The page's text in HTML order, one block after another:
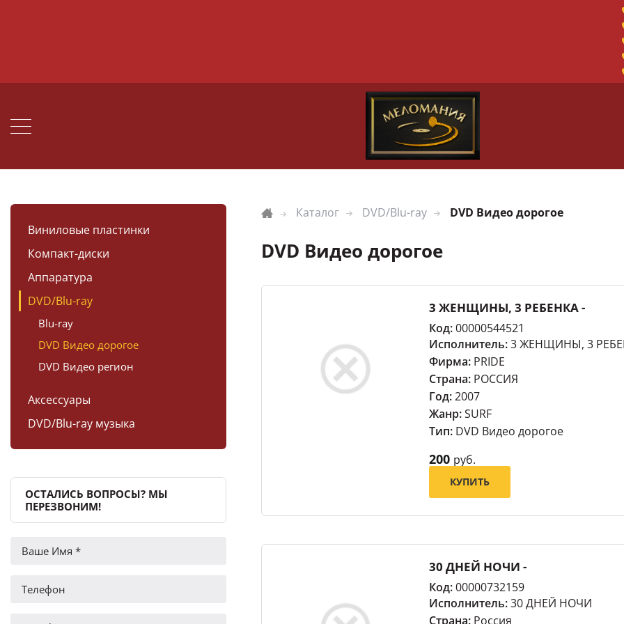
Виниловые пластинки
Компакт-диски
Аппаратура
DVD/Blu-ray
Blu-ray
DVD Видео дорогое
DVD Видео регион
Аксессуары
DVD/Blu-ray музыка
ОСТАЛИСЬ ВОПРОСЫ? МЫ
ПЕРЕЗВОНИМ!
Каталог DVD/Blu-ray DVD Видео дорогое
DVD Видео дорогое
3 ЖЕНЩИНЫ, 3 РЕБЕНКА -
Код:00000544521
Исполнитель:3 ЖЕНЩИНЫ, 3
Фирма: PRIDE
Страна: РОССИЯ
Год:2007
Жанр:SURF
Тип: DVD Видео дорогое
200 руб.
КУПИТЬ
30 ДНЕЙ НОЧИ -
Код:00000732159
Исполнитель:30 ДНЕЙ НОЧИ
Страна: Россия